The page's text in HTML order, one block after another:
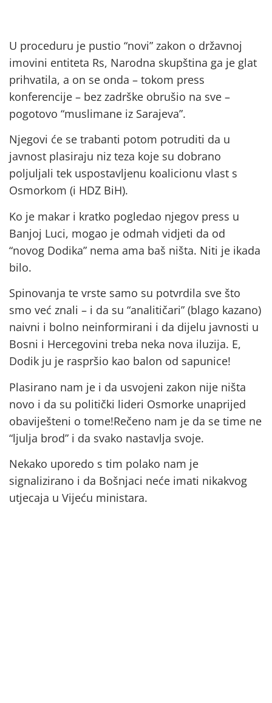
U proceduru je pustio “novi” zakon o državnoj
imovini entiteta Rs, Narodna skupština ga je glat
prihvatila, a on se onda – tokom press
konferencije – bez zadrške obrušio na sve –
pogotovo “muslimane iz Sarajeva”.
Njegovi će se trabanti potom potruditi da u
javnost plasiraju niz teza koje su dobrano
poljuljali tek uspostavljenu koalicionu vlast s
Osmorkom (i HDZ BiH).
Ko je makar i kratko pogledao njegov press u
Banjoj Luci, mogao je odmah vidjeti da od
“novog Dodika” nema ama baš ništa. Niti je ikada
bilo.
Spinovanja te vrste samo su potvrdila sve što
smo već znali – i da su “analitičari” (blago kazano)
naivni i bolno neinformirani i da dijelu javnosti u
Bosni i Hercegovini treba neka nova iluzija. E,
Dodik ju je raspršio kao balon od sapunice!
Plasirano nam je i da usvojeni zakon nije ništa
novo i da su politički lideri Osmorke unaprijed
obaviješteni o tome!Rečeno nam je da se time ne
“ljulja brod” i da svako nastavlja svoje.
Nekako uporedo s tim polako nam je
signalizirano i da Bošnjaci neće imati nikakvog
utjecaja u Vijeću ministara.